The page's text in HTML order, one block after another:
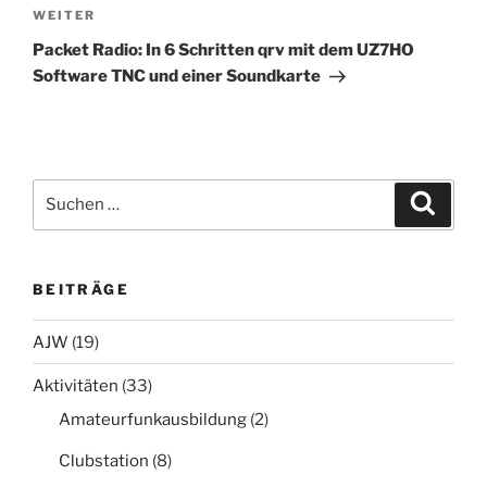
Nächster
Beitrag
WEITER
Packet Radio: In 6 Schritten qrv mit dem UZ7HO
Software TNC und einer Soundkarte
nach:
BEITRÄGE
AJW (19)
Aktivitäten (33)
Amateurfunkausbildung (2)
Clubstation (8)